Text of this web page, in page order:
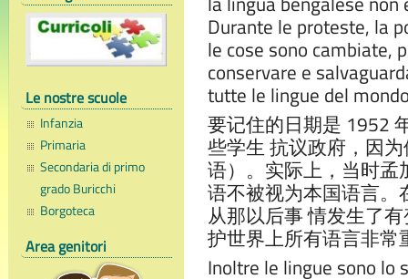
Le nostre scuole
Infanzia
Primaria
Secondaria di primo
grado Buricchi
Borgoteca
Area genitori
Durante le proteste, la
le cose sono cambiate,
conservare e
tutte le lingue del
要记住的日期是 1952
些学生 抗议政府，因
语）。实际上，当时
语不被视为本国语言
从那以后事 情发生了
护世界上所有语言非常
Inoltre le lingue sono lo